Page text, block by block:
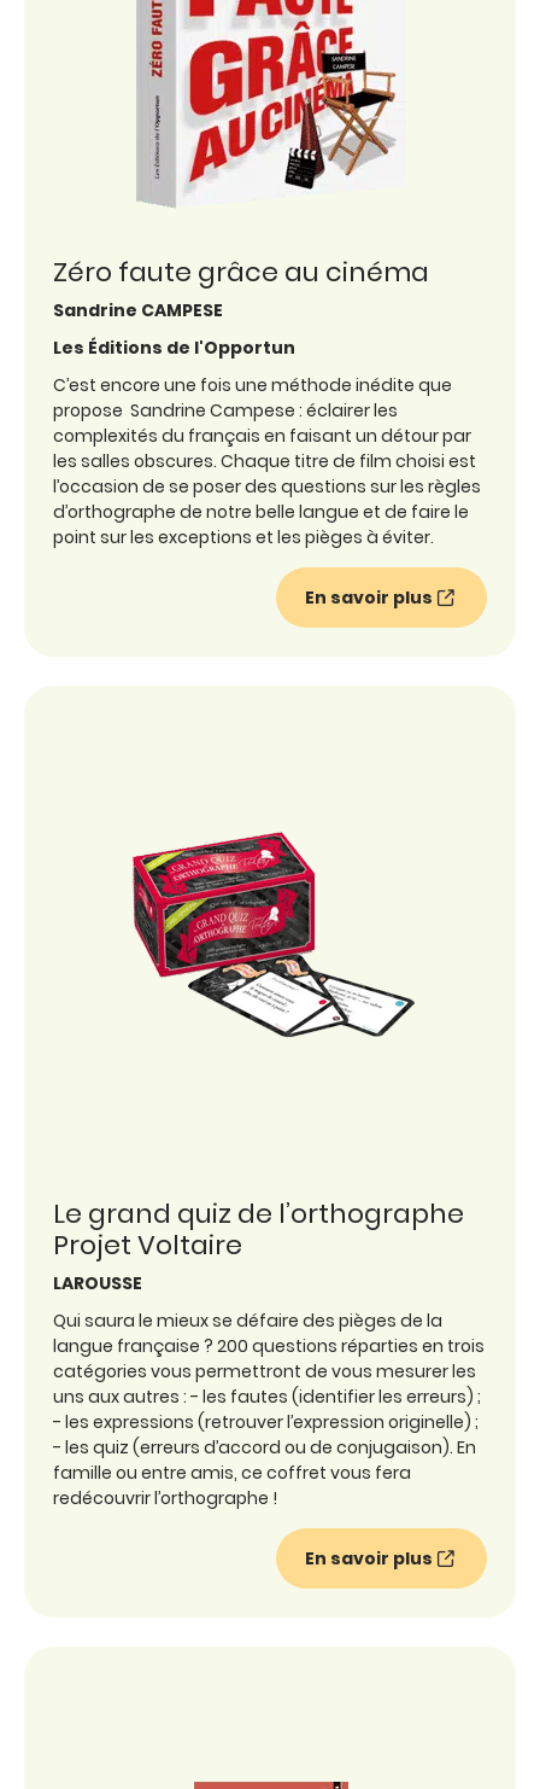
Zéro faute grâce au cinéma
Sandrine CAMPESE
Les Éditions de l'Opportun
C’est encore une fois une méthode inédite que
propose Sandrine Campese : éclairer les
complexités du français en faisant un détour par
les salles obscures. Chaque titre de film choisi est
l’occasion de se poser des questions sur les règles
d’orthographe de notre belle langue et de faire le
point sur les exceptions et les pièges à éviter.
En savoir plus
Le grand quiz de l’orthographe
Projet Voltaire
LAROUSSE
Qui saura le mieux se défaire des pièges de la
langue française ? 200 questions réparties en trois
catégories vous permettront de vous mesurer les
uns aux autres : - les fautes (identifier les erreurs) ;
- les expressions (retrouver l’expression originelle) ;
- les quiz (erreurs d’accord ou de conjugaison). En
famille ou entre amis, ce coffret vous fera
redécouvrir l’orthographe !
En savoir plus